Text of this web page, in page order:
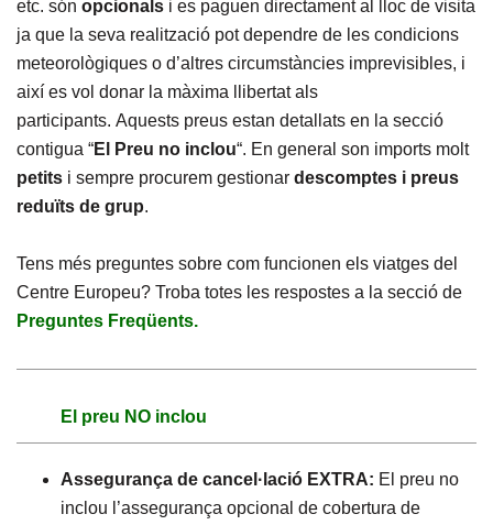
etc. són opcionals i es paguen directament al lloc de visita
ja que la seva realització pot dependre de les condicions
meteorològiques o d’altres circumstàncies imprevisibles, i
així es vol donar la màxima llibertat als
participants. Aquests preus estan detallats en la secció
contigua “El Preu no inclou“. En general son imports molt
petits i sempre procurem gestionar descomptes i preus
reduïts de grup.
Tens més preguntes sobre com funcionen els viatges del
Centre Europeu? Troba totes les respostes a la secció de
Preguntes Freqüents.
El preu NO inclou
Assegurança de cancel·lació EXTRA: El preu no
inclou l’assegurança opcional de cobertura de